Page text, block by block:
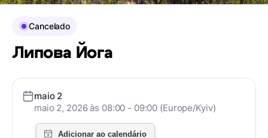
Cancelado
Липова Йога
maio 2
maio 2, 2026 às 08:00 - 09:00 (Europe/Kyiv)